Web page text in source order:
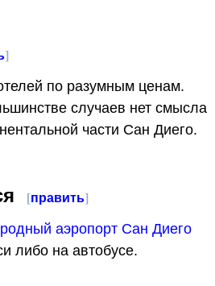
]
по разумным ценам.
случаев нет смысла
части Сан Диего.
[править]
аэропорт Сан Диего
либо на автобусе.